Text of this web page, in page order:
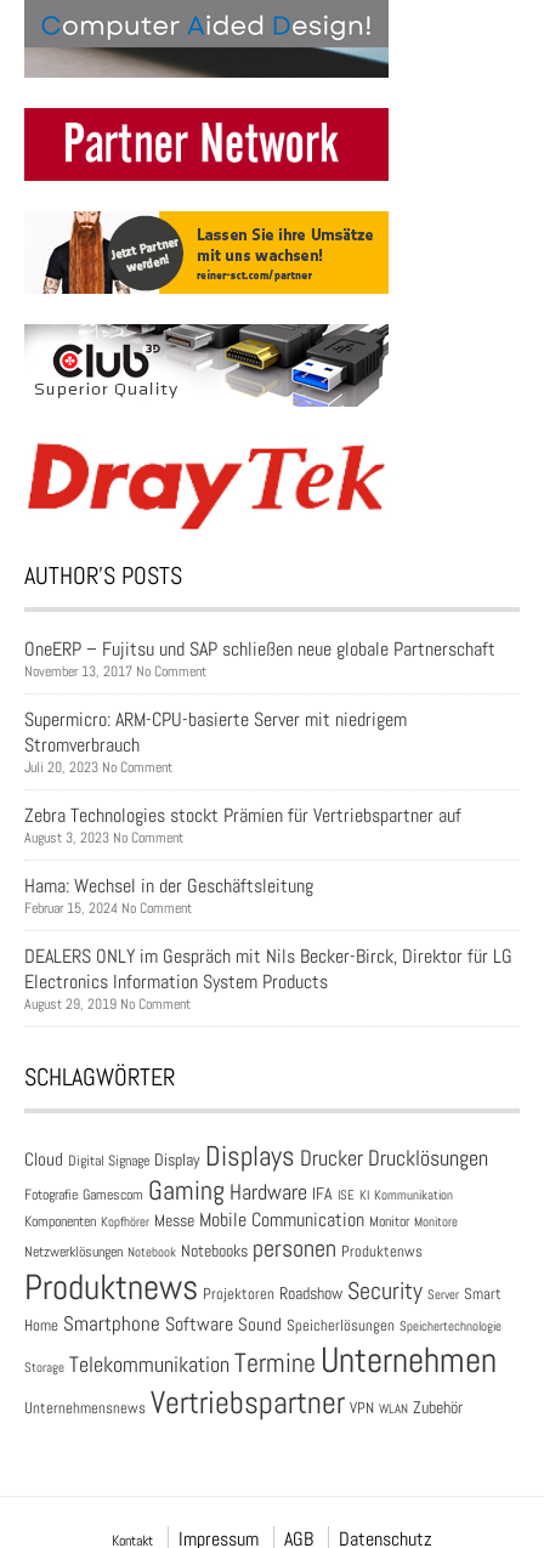
AUTHOR’S POSTS
OneERP – Fujitsu und SAP schließen neue globale Partnerschaft
November 13, 2017 No Comment
Supermicro: ARM-CPU-basierte Server mit niedrigem
Stromverbrauch
Juli 20, 2023 No Comment
Zebra Technologies stockt Prämien für Vertriebspartner auf
August 3, 2023 No Comment
Hama: Wechsel in der Geschäftsleitung
Februar 15, 2024 No Comment
DEALERS ONLY im Gespräch mit Nils Becker-Birck, Direktor für LG
Electronics Information System Products
August 29, 2019 No Comment
SCHLAGWÖRTER
Cloud Digital Signage Display Displays Drucker Drucklösungen
Fotografie Gamescom Gaming Hardware IFA ISE KI Kommunikation
Komponenten Kopfhörer Messe Mobile Communication Monitor Monitore
Netzwerklösungen Notebook Notebooks personen Produktenws
Produktnews Projektoren Roadshow Security Server Smart
Home Smartphone Software Sound Speicherlösungen Speichertechnologie
Storage Telekommunikation Termine Unternehmen
Unternehmensnews Vertriebspartner VPN WLAN Zubehör
Kontakt Impressum AGB Datenschutz